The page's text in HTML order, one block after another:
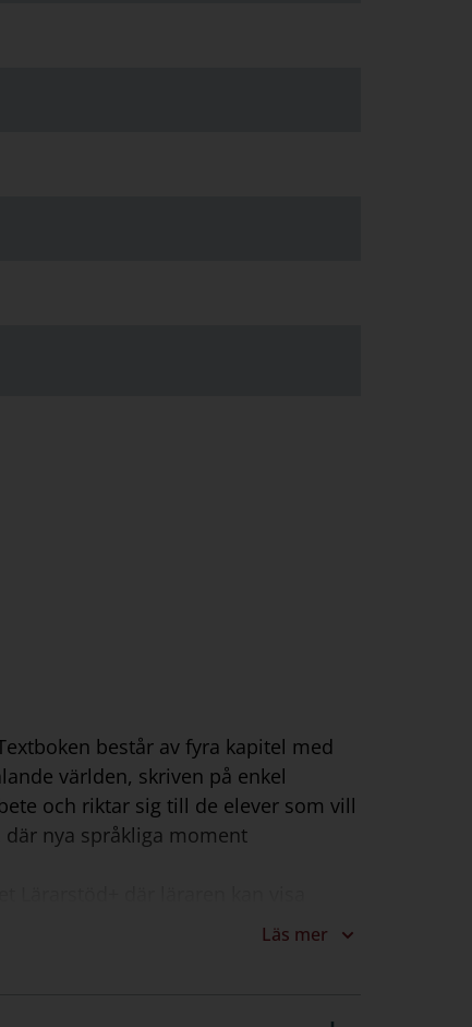
består av fyra kapitel med
världen, skriven på enkel
och riktar sig till de elever som vill
nya språkliga moment
och filmklipp. Med Lärarstöd+ får
Läs mer